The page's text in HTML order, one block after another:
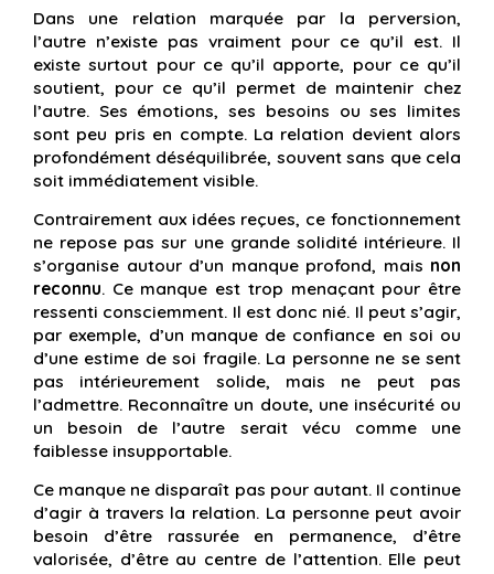
Dans une relation marquée par la perversion,
l’autre n’existe pas vraiment pour ce qu’il est. Il
existe surtout pour ce qu’il apporte, pour ce qu’il
soutient, pour ce qu’il permet de maintenir chez
l’autre. Ses émotions, ses besoins ou ses limites
sont peu pris en compte. La relation devient alors
profondément déséquilibrée, souvent sans que cela
soit immédiatement visible.
Contrairement aux idées reçues, ce fonctionnement
ne repose pas sur une grande solidité intérieure. Il
s’organise autour d’un manque profond, mais non
reconnu. Ce manque est trop menaçant pour être
ressenti consciemment. Il est donc nié. Il peut s’agir,
par exemple, d’un manque de confiance en soi ou
d’une estime de soi fragile. La personne ne se sent
pas intérieurement solide, mais ne peut pas
l’admettre. Reconnaître un doute, une insécurité ou
un besoin de l’autre serait vécu comme une
faiblesse insupportable.
Ce manque ne disparaît pas pour autant. Il continue
d’agir à travers la relation. La personne peut avoir
besoin d’être rassurée en permanence, d’être
valorisée, d’être au centre de l’attention. Elle peut